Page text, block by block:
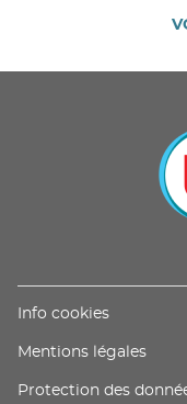
U
Info cookies(ouvre
une
fenêtre)
Mentions légales(ouvre
une
Protection des